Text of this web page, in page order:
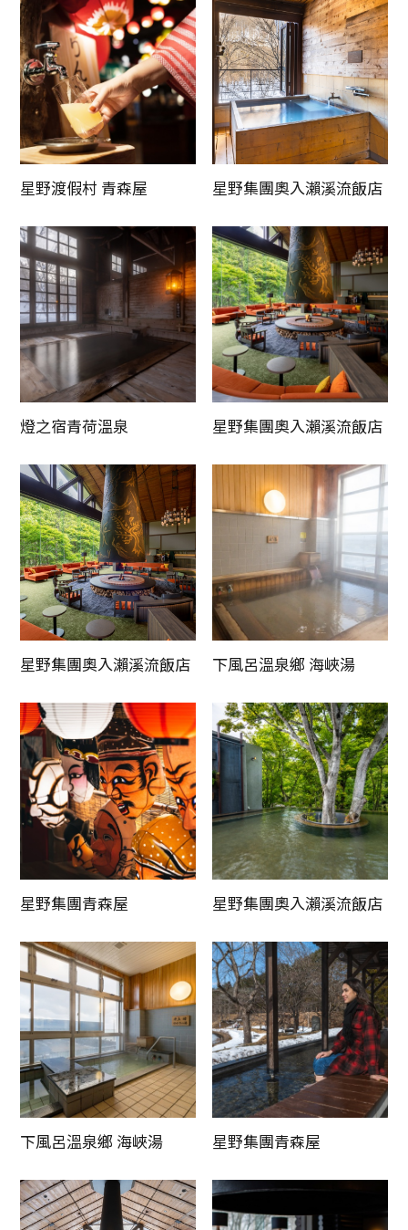
星野渡假村 青森屋 星野集團奧入瀨溪流飯店
燈之宿青荷溫泉 星野集團奧入瀨溪流飯店
星野集團奧入瀨溪流飯店 下風呂溫泉鄉 海峽湯
星野集團青森屋 星野集團奧入瀨溪流飯店
下風呂溫泉鄉 海峽湯 星野集團青森屋